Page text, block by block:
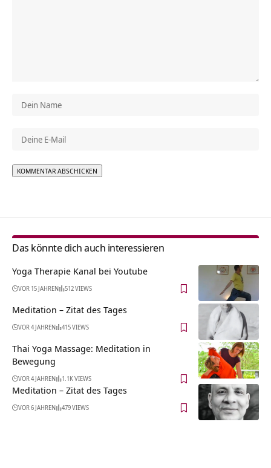
Das könnte dich auch interessieren
Yoga Therapie Kanal bei Youtube
VOR 15 JAHREN 512 VIEWS
Meditation – Zitat des Tages
VOR 4 JAHREN 415 VIEWS
Thai Yoga Massage: Meditation in
Bewegung
VOR 4 JAHREN 1.1K VIEWS
Meditation – Zitat des Tages
VOR 6 JAHREN 479 VIEWS